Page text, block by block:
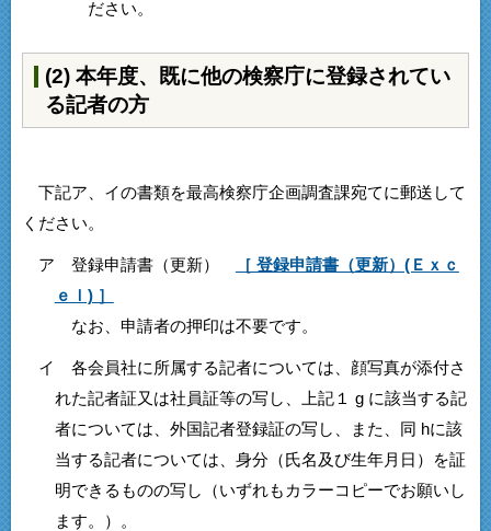
ださい。
(2) 本年度、既に他の検察庁に登録されてい
る記者の方
下記ア、イの書類を最高検察庁企画調査課宛てに郵送して
ください。
ア 登録申請書（更新）
［ 登録申請書（更新）(Ｅｘｃ
ｅｌ) ］
なお、申請者の押印は不要です。
イ 各会員社に所属する記者については、顔写真が添付さ
れた記者証又は社員証等の写し、上記１ g に該当する記
者については、外国記者登録証の写し、また、同 hに該
当する記者については、身分（氏名及び生年月日）を証
明できるものの写し（いずれもカラーコピーでお願いし
ます。）。